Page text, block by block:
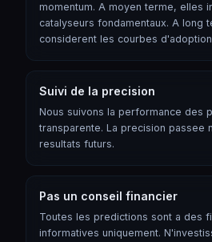
momentum. A moyen terme, elles
catalyseurs fondamentaux. A long
considerent les courbes
Suivi de la precision
Nous suivons la performance des
transparente. La precision passee
resultats futurs.
Pas un conseil financier
Toutes les predictions sont a des
informatives uniquement.